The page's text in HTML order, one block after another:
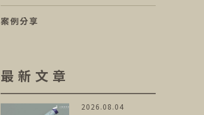
案例分享
最新文章
2026.08.04